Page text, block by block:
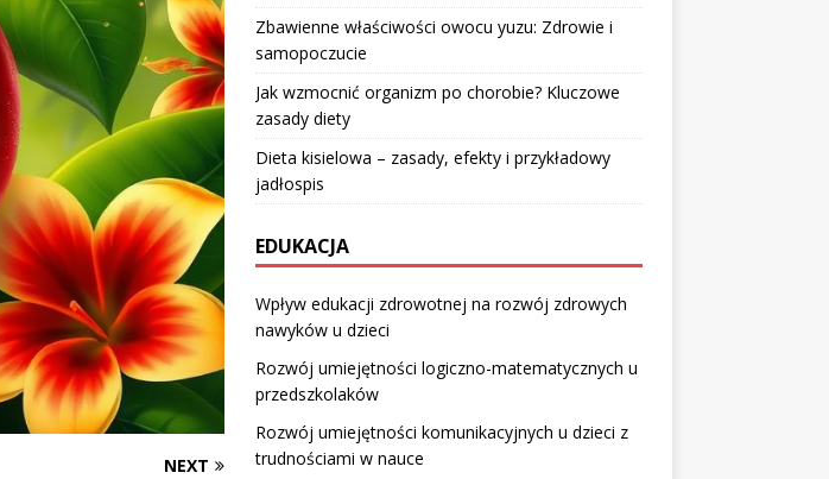
NEXT
Zbawienne właściwości owocu yuzu: Zdrowie i
samopoczucie
Jak wzmocnić organizm po chorobie? Kluczowe
zasady diety
Dieta kisielowa – zasady, efekty i przykładowy
jadłospis
EDUKACJA
Wpływ edukacji zdrowotnej na rozwój zdrowych
nawyków u dzieci
Rozwój umiejętności logiczno-matematycznych u
przedszkolaków
Rozwój umiejętności komunikacyjnych u dzieci z
trudnościami w nauce